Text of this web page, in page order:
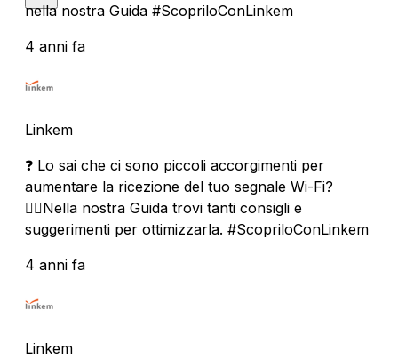
nella nostra Guida #ScopriloConLinkem
4 anni fa
Linkem
❓ Lo sai che ci sono piccoli accorgimenti per
aumentare la ricezione del tuo segnale Wi-Fi?
🏃‍♀️Nella nostra Guida trovi tanti consigli e
suggerimenti per ottimizzarla. #ScopriloConLinkem
4 anni fa
Linkem